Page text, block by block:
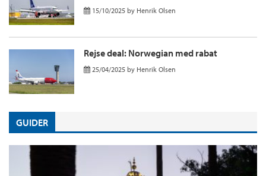
15/10/2025 by Henrik Olsen
Rejse deal: Norwegian med rabat
25/04/2025 by Henrik Olsen
GUIDER